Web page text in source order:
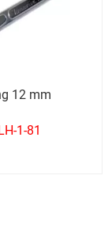
12 mm
1-81